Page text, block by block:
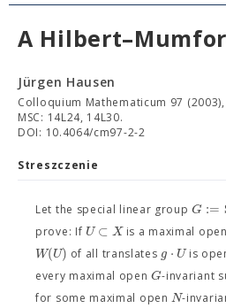
A
Jürgen Hausen
Colloquium Mathematicum 97 (2003),
MSC: 14L24, 14L30.
DOI: 10.4064/cm97-2-2
Streszczenie
Let the special linear groupG :=
prove: If U ⊂ Xis a maximal
W(U) of all translates g ⋅ Uis
every maximal openG-invariant
for some maximal openN-